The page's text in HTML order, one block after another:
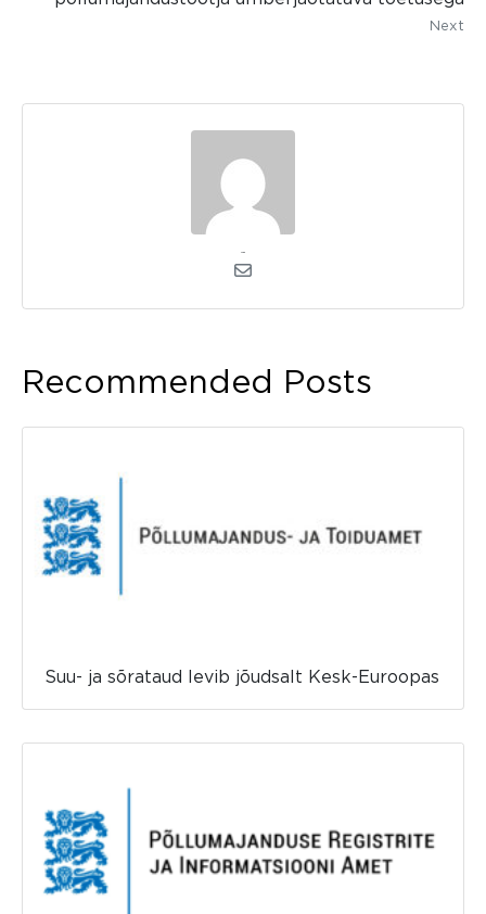
Next
Recommended Posts
Suu- ja sõrataud levib jõudsalt Kesk-Euroopas